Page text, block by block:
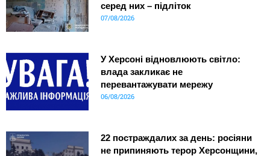
серед них – підліток
07/08/2026
У Херсоні відновлюють світло:
влада закликає не
перевантажувати мережу
06/08/2026
22 постраждалих за день: росіяни
не припиняють терор Херсонщини,